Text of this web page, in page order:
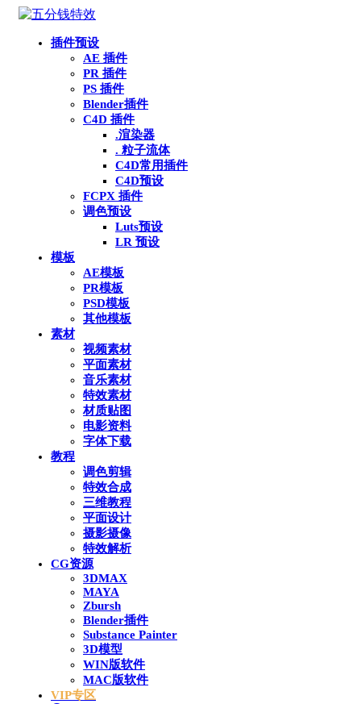
插件预设
AE 插件
PR 插件
PS 插件
Blender插件
C4D 插件
.渲染器
. 粒子流体
C4D常用插件
C4D预设
FCPX 插件
调色预设
Luts预设
LR 预设
模板
AE模板
PR模板
PSD模板
其他模板
素材
视频素材
平面素材
音乐素材
特效素材
材质贴图
电影资料
字体下载
教程
调色剪辑
特效合成
三维教程
平面设计
摄影摄像
特效解析
CG资源
3DMAX
MAYA
Zbursh
Blender插件
Substance Painter
3D模型
WIN版软件
MAC版软件
VIP专区